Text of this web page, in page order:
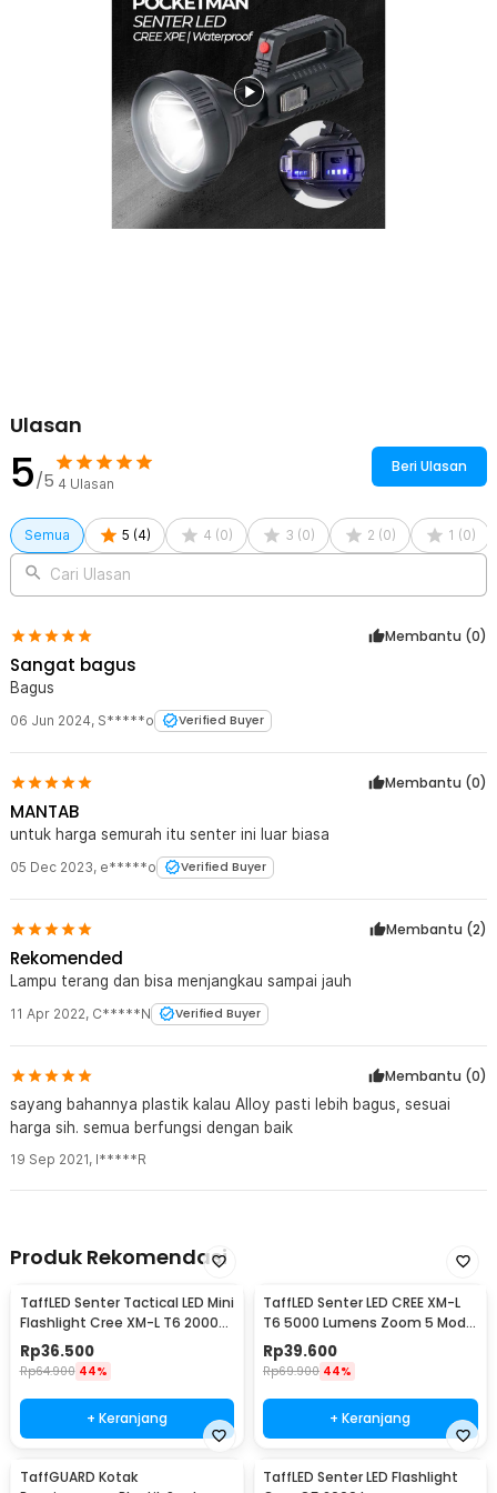
Rincian yang Anda dapatkan untuk pembelian produk ini:
1 x TaffLED Pocketman Senter LED CREE XPE Rechargeable IPX6
1 x Kabel Micro USB
Ulasan
5/5 4 Ulasan
Beri Ulasan
Semua 5 (4) 4 (0) 3 (0) 2 (0) 1 (0)
Cari Ulasan
Membantu (0)
Sangat bagus
Bagus
06 Jun 2024, S*****o Verified Buyer
Membantu (0)
MANTAB
untuk harga semurah itu senter ini luar biasa
05 Dec 2023, e*****o Verified Buyer
Membantu (2)
Rekomended
Lampu terang dan bisa menjangkau sampai jauh
11 Apr 2022, C*****N Verified Buyer
Membantu (0)
sayang bahannya plastik kalau Alloy pasti lebih bagus, sesuai
harga sih. semua berfungsi dengan baik
19 Sep 2021, I*****R
Produk Rekomendasi
TaffLED Senter Tactical LED Mini
Flashlight Cree XM-L T6 2000
Lumens - E17
Rp36.500
Rp64.900 44%
+ Keranjang
TaffLED Senter LED CREE XM-L
T6 5000 Lumens Zoom 5 Mode
Baterai 26650 - E97
Rp39.600
Rp69.900 44%
+ Keranjang
TaffGUARD Kotak
TaffLED Senter LED Flashlight